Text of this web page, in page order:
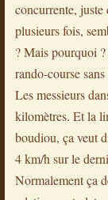
concurrente, juste
plusieurs fois,
? Mais pourquoi
rando-course
Les messieurs
kilomètres. Et la
boudiou, ça veut
4 km/h sur le
Normalement ça